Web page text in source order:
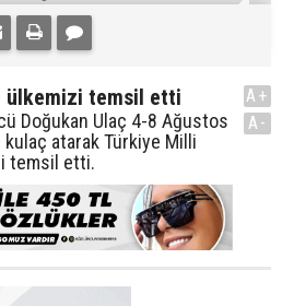
ülkemizi temsil etti
Doğukan Ulaç 4-8 Ağustos
atarak Türkiye Milli
temsil etti.
A+
A-